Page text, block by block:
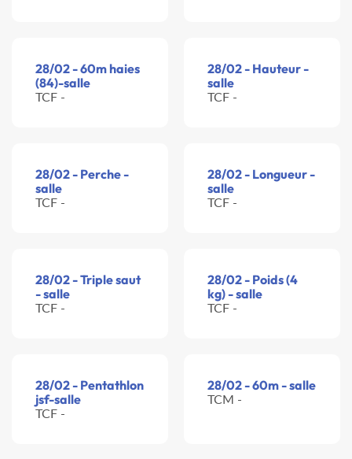
28/02 - 60m haies
(84)-salle
TCF -
28/02 - Hauteur -
salle
TCF -
28/02 - Perche -
salle
TCF -
28/02 - Longueur -
salle
TCF -
28/02 - Triple saut
- salle
TCF -
28/02 - Poids (4
kg) - salle
TCF -
28/02 - Pentathlon
jsf-salle
TCF -
28/02 - 60m - salle
TCM -